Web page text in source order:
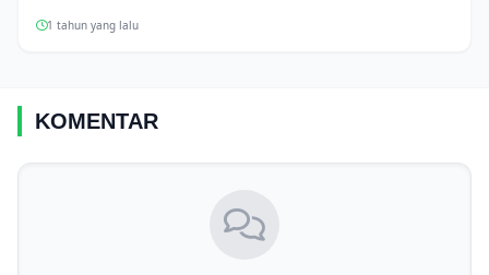
1 tahun yang lalu
KOMENTAR